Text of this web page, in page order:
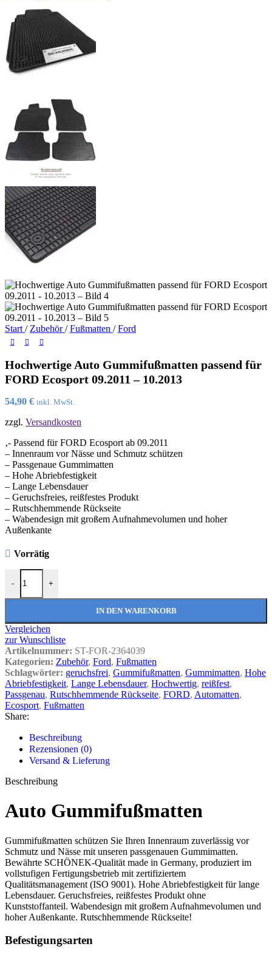
Start/ Zubehör/ Fußmatten / Ford
Hochwertige Auto Gummifußmatten passend für
FORD Ecosport 09.2011 – 10.2013
54,90 € inkl. MwSt.
zzgl. Versandkosten
‚- Passend für FORD Ecosport ab 09.2011
– Innenraum vor Nässe und Schmutz schützen
– Passgenaue Gummimatten
– Hohe Abriebfestigkeit
– Lange Lebensdauer
– Geruchsfreies, reißfestes Produkt
– Rutschhemmende Rückseite
– Wabendesign mit großem Aufnahmevolumen und hoher
Außenkante
Vorrätig
-
Hochwertige Auto Gummifußmatten passend für FORD Ecosport
+
IN DEN WARENKORB
Vergleichen
zur Wunschliste
Artikelnummer: ST-FOR-2364039
Kategorien: Zubehör, Ford, Fußmatten
Schlagwörter: geruchsfrei, Gummifußmatten, Gummimatten, Hohe
Abriebfestigkeit, Lange Lebensdauer, Hochwertig, reißfest,
Passgenau, Rutschhemmende Rückseite, FORD, Automatten,
Ecosport, Fußmatten
Share:
Beschreibung
Rezensionen (0)
Versand & Lieferung
Beschreibung
Auto Gummifußmatten
Gummifußmatten schützen Sie Ihren Innenraum zuverlässig vor
Schmutz und Nässe mit unseren passgenauen Gummimatten.
Bewährte SCHÖNEK-Qualität made in Germany, produziert im
vollstufigen Fertigungsbetrieb mit zertifiziertem
Qualitätsmanagement (ISO 9001). Hohe Abriebfestigkeit für lange
Lebensdauer. Geruchsfreies, reißfestes Produkt ohne
Kunststoffanteil. Wabendesign mit großem Aufnahmevolumen und
hoher Außenkante. Rutschhemmende Rückseite!
Befestigungsarten